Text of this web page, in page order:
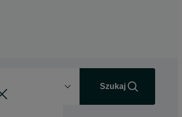
Szukaj